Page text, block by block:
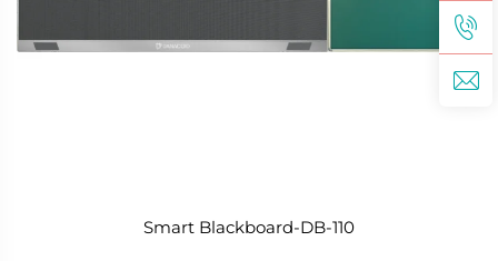
Smart Blackboard-DB-110